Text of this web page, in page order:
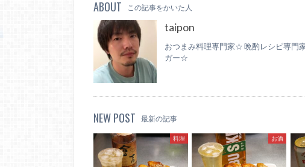
ABOUT この記事をかいた人
taipon
おつまみ料理専門家☆ 晩酌レシピ専門
ガー☆
NEW POST 最新の記事
料理 お酒